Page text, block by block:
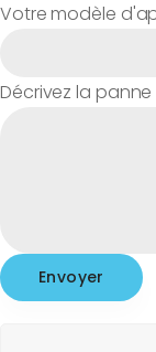
Votre modèle
Décrivez la panne